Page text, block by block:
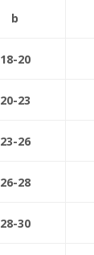
b
18-20
20-23
23-26
26-28
28-30